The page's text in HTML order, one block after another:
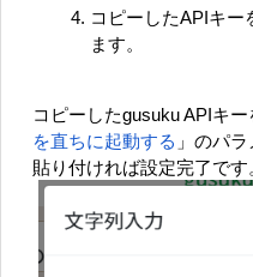
コピーしたAPIキー
ます。
コピーしたgusuku APIキー
を直ちに起動する 」 のパラ
貼り付ければ設定完了です